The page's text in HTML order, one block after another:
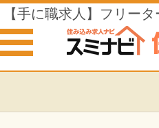
【手に職求人】フリー
み仕事